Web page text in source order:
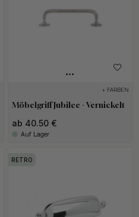
+ FARBEN
Möbelgriff Jubilee - Vernickelt
ab 40.50 €
Auf Lager
RETRO